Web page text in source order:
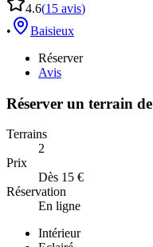
4.6(15 avis)
•
Baisieux
Réserver
Avis
Réserver un terrain de
Terrains
2
Prix
Dès 15 €
Réservation
En ligne
Intérieur